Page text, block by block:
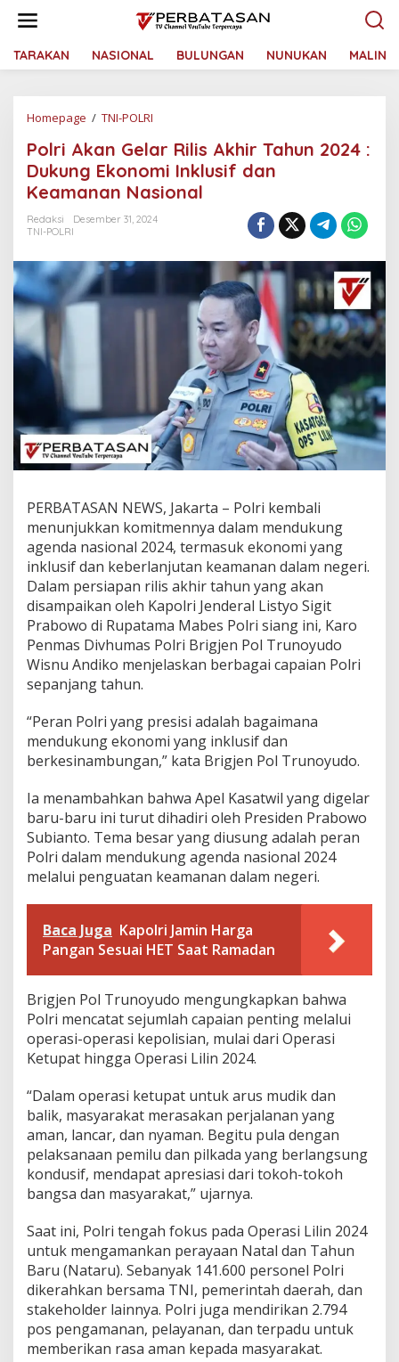
t
TARAKAN NASIONAL BULUNGAN NUNUKAN
Homepage / TNI-POLRI
l
r
A
k
G
l
a
s
A
k
h
i
T
a
h
u
n
2
0
2
4
:
D
u
n
g
E
n
o
m
i
n
k
u
s
d
a
K
e
m
a
a
n
N
a
o
n
a
l
Polri Akan Gelar Rilis Akhir Tahun 2024 :
Dukung Ekonomi Inklusif dan
Keamanan Nasional
Redaksi
Desember 31, 2024
TNI-POLRI
PERBATASAN NEWS, Jakarta – Polri kembali
menunjukkan komitmennya dalam mendukung
agenda nasional 2024, termasuk ekonomi yang
inklusif dan keberlanjutan keamanan dalam negeri.
Dalam persiapan rilis akhir tahun yang akan
disampaikan oleh Kapolri Jenderal Listyo Sigit
Prabowo di Rupatama Mabes Polri siang ini, Karo
Penmas Divhumas Polri Brigjen Pol Trunoyudo
Wisnu Andiko menjelaskan berbagai capaian Polri
sepanjang tahun.
“Peran Polri yang presisi adalah bagaimana
mendukung ekonomi yang inklusif dan
berkesinambungan,” kata Brigjen Pol Trunoyudo.
Ia menambahkan bahwa Apel Kasatwil yang digelar
baru-baru ini turut dihadiri oleh Presiden Prabowo
Subianto. Tema besar yang diusung adalah peran
Polri dalam mendukung agenda nasional 2024
melalui penguatan keamanan dalam negeri.
Baca Juga Kapolri Jamin Harga
Pangan Sesuai HET Saat Ramadan
Brigjen Pol Trunoyudo mengungkapkan bahwa
Polri mencatat sejumlah capaian penting melalui
operasi-operasi kepolisian, mulai dari Operasi
Ketupat hingga Operasi Lilin 2024.
“Dalam operasi ketupat untuk arus mudik dan
balik, masyarakat merasakan perjalanan yang
aman, lancar, dan nyaman. Begitu pula dengan
pelaksanaan pemilu dan pilkada yang berlangsung
kondusif, mendapat apresiasi dari tokoh-tokoh
bangsa dan masyarakat,” ujarnya.
Saat ini, Polri tengah fokus pada Operasi Lilin 2024
untuk mengamankan perayaan Natal dan Tahun
Baru (Nataru). Sebanyak 141.600 personel Polri
dikerahkan bersama TNI, pemerintah daerah, dan
stakeholder lainnya. Polri juga mendirikan 2.794
pos pengamanan, pelayanan, dan terpadu untuk
memberikan rasa aman kepada masyarakat.